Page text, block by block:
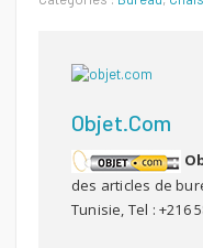
Objet.com
des articles de
Tunisie, Tel : +216